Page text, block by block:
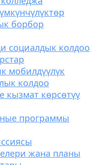
борбор
социалдык колдоо
мобилдүүлүк
колдоо
кызмат көрсөтүү
программы
жана планы